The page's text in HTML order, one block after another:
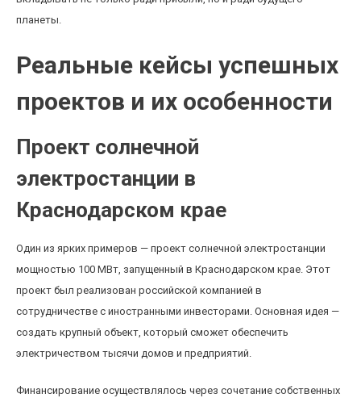
планеты.
Реальные кейсы успешных
проектов и их особенности
Проект солнечной
электростанции в
Краснодарском крае
Один из ярких примеров — проект солнечной электростанции
мощностью 100 МВт, запущенный в Краснодарском крае. Этот
проект был реализован российской компанией в
сотрудничестве с иностранными инвесторами. Основная идея —
создать крупный объект, который сможет обеспечить
электричеством тысячи домов и предприятий.
Финансирование осуществлялось через сочетание собственных